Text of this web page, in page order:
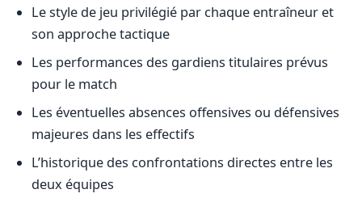
Le style de jeu privilégié par chaque entraîneur et
son approche tactique
Les performances des gardiens titulaires prévus
pour le match
Les éventuelles absences offensives ou défensives
majeures dans les effectifs
L’historique des confrontations directes entre les
deux équipes